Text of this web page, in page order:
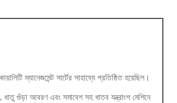
সার্টের সাহায্যে প্রতিষ্ঠিত হয়েছিল।
ধাতু গুঁড়া আবরণ এবং সমাবেশ সহ ধাতব যন্ত্রাংশ মেশিনে